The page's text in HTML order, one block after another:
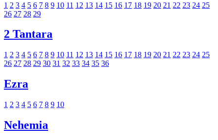
1 2 3 4 5 6 7 8 9 10 11 12 13 14 15 16 17 18 19 20 21 22 23 24 25
26 27 28 29
2 Tantara
1 2 3 4 5 6 7 8 9 10 11 12 13 14 15 16 17 18 19 20 21 22 23 24 25
26 27 28 29 30 31 32 33 34 35 36
Ezra
1 2 3 4 5 6 7 8 9 10
Nehemia